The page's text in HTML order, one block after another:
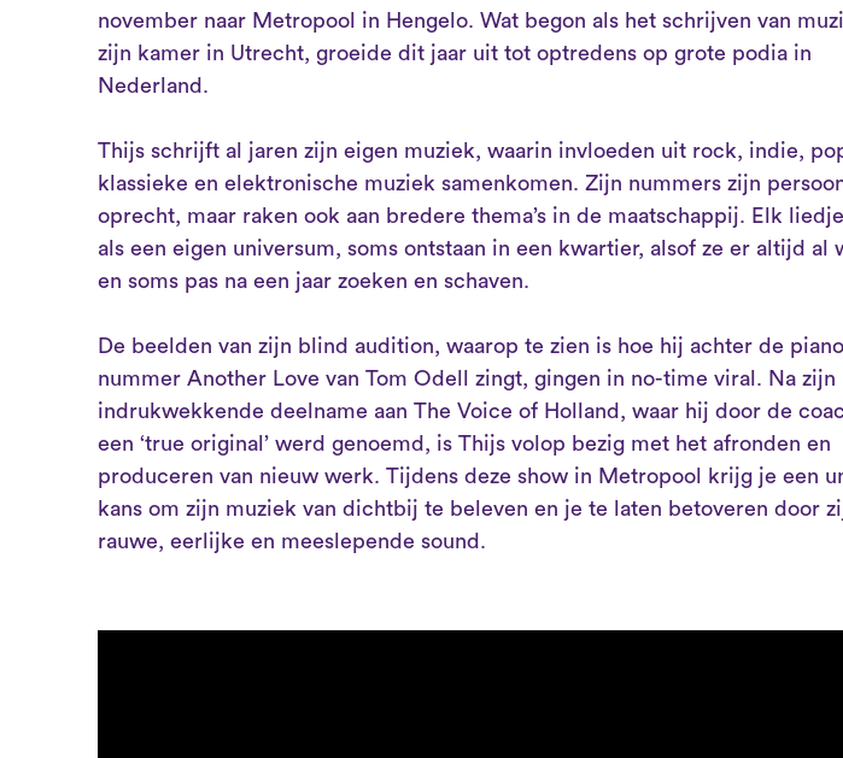
november naar Metropool in Hengelo. Wat begon als het schrijven van
zijn kamer in Utrecht, groeide dit jaar uit tot optredens op grote podia in
Nederland.
Thijs schrijft al jaren zijn eigen muziek, waarin invloeden uit rock, indie,
klassieke en elektronische muziek samenkomen. Zijn nummers zijn
oprecht, maar raken ook aan bredere thema’s in de maatschappij. Elk
als een eigen universum, soms ontstaan in een kwartier, alsof ze er altijd al
en soms pas na een jaar zoeken en schaven.
De beelden van zijn blind audition, waarop te zien is hoe hij achter de
nummer Another Love van Tom Odell zingt, gingen in no-time viral. Na zijn
indrukwekkende deelname aan The Voice of Holland, waar hij door de
een ‘true original’ werd genoemd, is Thijs volop bezig met het afronden en
produceren van nieuw werk. Tijdens deze show in Metropool krijg je een
kans om zijn muziek van dichtbij te beleven en je te laten betoveren door
rauwe, eerlijke en meeslepende sound.